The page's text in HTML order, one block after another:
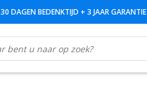
30 DAGEN BEDENKTIJD + 3 JAAR GARANTIE